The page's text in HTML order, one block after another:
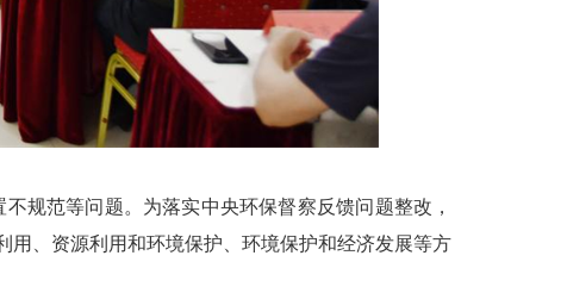
范等问题。为落实中央环保督察反馈问题整改，
用、资源利用和环境保护、环境保护和经济发展等方